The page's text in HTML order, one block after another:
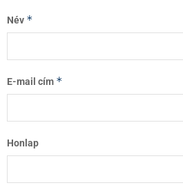
Név *
E-mail cím *
Honlap